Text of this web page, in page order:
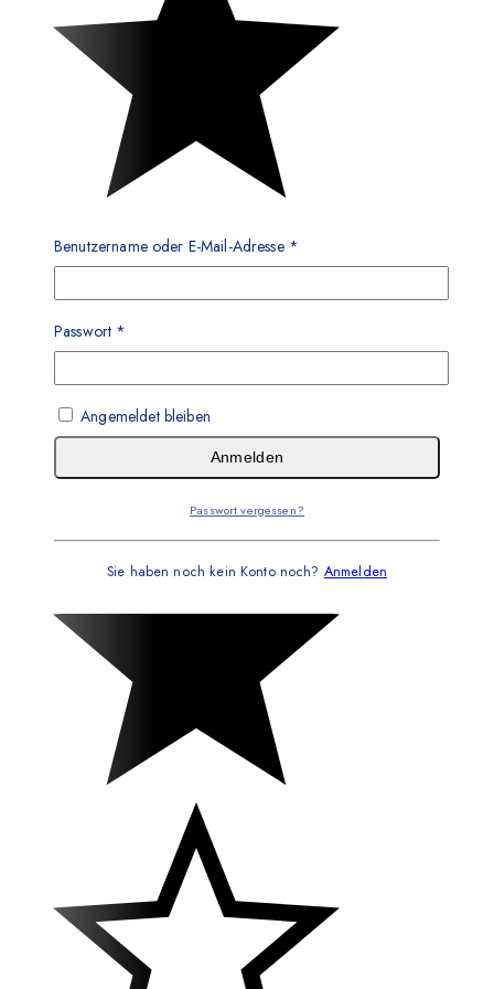
Benutzername oder E-Mail-Adresse *
Passwort *
Angemeldet bleiben
Anmelden
Passwort vergessen?
Sie haben noch kein Konto noch? Anmelden